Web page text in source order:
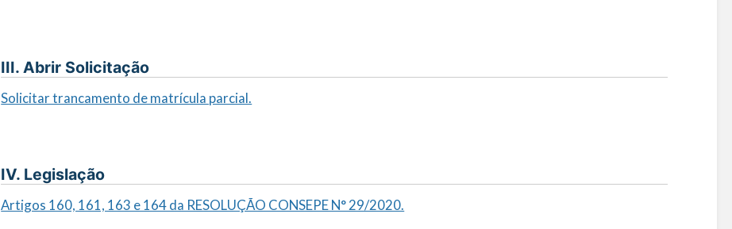
III. Abrir Solicitação
Solicitar trancamento de matrícula parcial.
IV. Legislação
Artigos 160, 161, 163 e 164 da RESOLUÇÃO CONSEPE N° 29/2020.